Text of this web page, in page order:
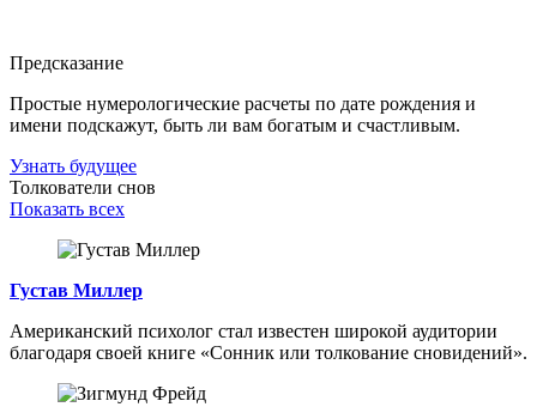
Предсказание
Простые нумерологические расчеты по дате рождения и
имени подскажут, быть ли вам богатым и счастливым.
Узнать будущее
Толкователи снов
Показать всех
Густав Миллер
Американский психолог стал известен широкой аудитории
благодаря своей книге «Сонник или толкование сновидений».